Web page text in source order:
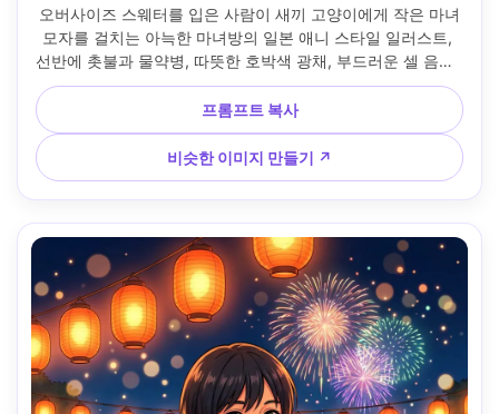
오버사이즈 스웨터를 입은 사람이 새끼 고양이에게 작은 마녀
모자를 걸치는 아늑한 마녀방의 일본 애니 스타일 일러스트,
선반에 촛불과 물약병, 따뜻한 호박색 광채, 부드러운 셀 음영,
귀여운 장난스러운 표정, 반짝임, 매우 디테일한 배경, 매력적
인 가을 분위기, 85mm 렌즈, 얕은 피사계, 부드러운 영화 조명
--ar 4:5
프롬프트 복사
비슷한 이미지 만들기 ↗